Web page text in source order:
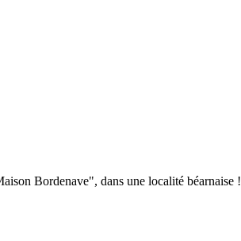
Bordenave", dans une localité béarnaise !